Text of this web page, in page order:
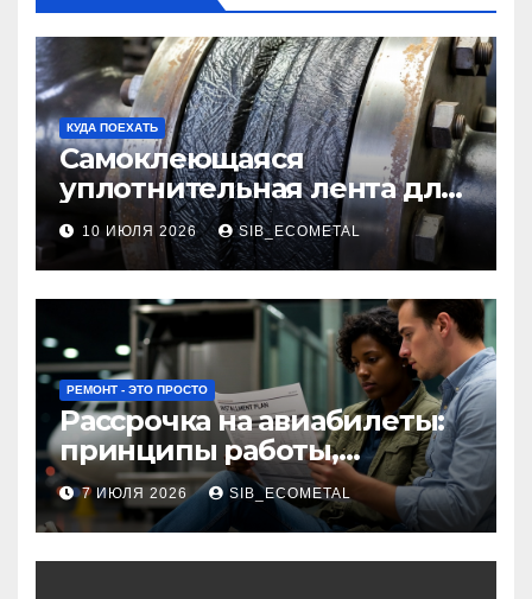
КУДА ПОЕХАТЬ
Самоклеющаяся
уплотнительная лента для
огнезащиты фланцевых
соединений
10 ИЮЛЯ 2026 SIB_ECOMETAL
РЕМОНТ - ЭТО ПРОСТО
Рассрочка на авиабилеты:
принципы работы,
требования и
потенциальные риски
7 ИЮЛЯ 2026 SIB_ECOMETAL